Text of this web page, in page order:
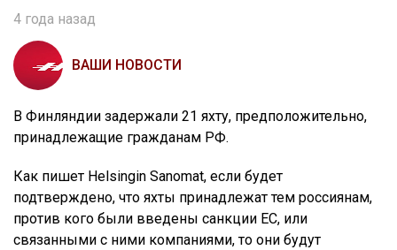
4 года назад
ВАШИ НОВОСТИ
В Финляндии задержали 21 яхту, предположительно,
принадлежащие гражданам РФ.
Как пишет Helsingin Sanomat, если будет
подтверждено, что яхты принадлежат тем россиянам,
против кого были введены санкции ЕС, или
связанными с ними компаниями, то они будут